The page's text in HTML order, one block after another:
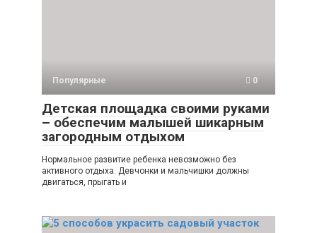
Популярные 0
Детская площадка своими руками
– обеспечим малышей шикарным
загородным отдыхом
Нормальное развитие ребенка невозможно без
активного отдыха. Девчонки и мальчишки должны
двигаться, прыгать и